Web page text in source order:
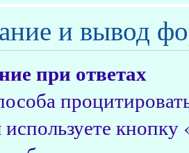
и вывод
при ответах